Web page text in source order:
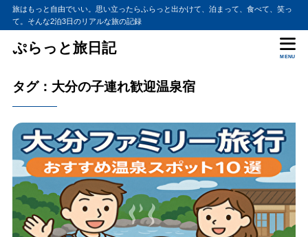
旅はもっと自由でいい。思い立ったらふらっと出かけて、泊まって、食べて、笑っ
て。そんな2泊3日のリアルな旅の記録
ぷらっと旅日記
MENU
タグ：大分の子連れ歓迎温泉宿